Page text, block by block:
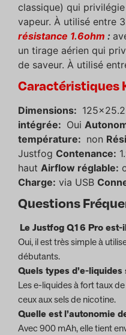
classique) qui
vapeur. À utilisé entre
résistance 1.6ohm :
un tirage aérien qui
de saveur. À utilisé
Caractéristiques
Dimensions:
intégrée: Oui
température: non
Justfog Contenance:
haut Airflow réglable:
Charge: via USB
Questions
Le Justfog Q16 Pro
Oui, il est très simple à
débutants.
Quels types d’e-
Les e-liquides à fort taux
ceux aux sels de nicotine.
Quelle est l’autonomie
Avec 900 mAh, elle tient